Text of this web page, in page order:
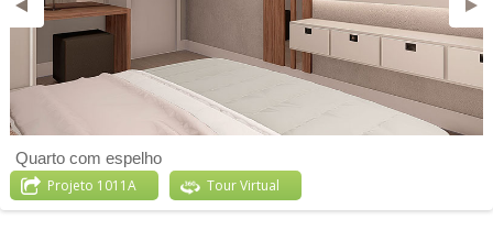
Quarto com espelho
Projeto 1011A
Tour Virtual